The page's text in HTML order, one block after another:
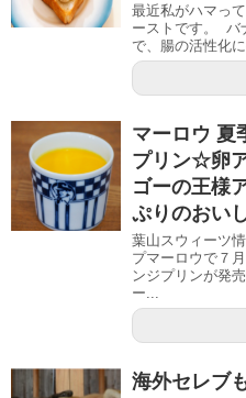
最近私がハマっ
ーストです。 バ
で、腸の活性化
マーロウ 夏
プリン☆卵
ゴーの王様
ぷりのおい
葉山スウィーツ
プマーロウで７
ンジプリンが発
ー...
海外セレブ